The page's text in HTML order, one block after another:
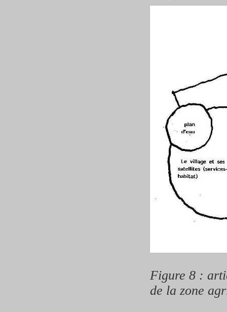
Figure 8 :
de la zone